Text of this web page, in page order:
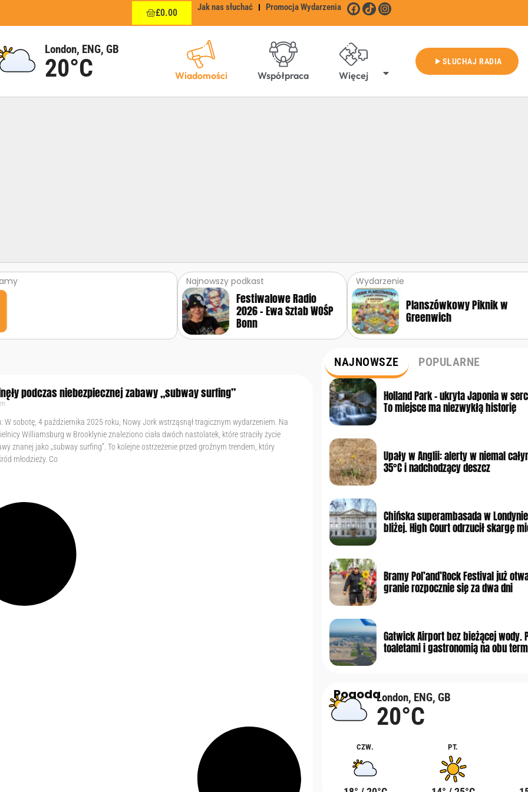
£0.00 Jak nas słuchać Promocja Wydarzenia
London, ENG, GB
20°C Wiadomości Współpraca Więcej
play_arrowSŁUCHAJ RADIA
Najnowszy podkast
Festiwalowe Radio
2026 – Ewa Sztab WOŚP
Bonn
Wydarzenie
Planszówkowy Piknik w
Greenwich
podczas niebezpiecznej zabawy „subway surfing”
W sobotę, 4 października 2025 roku, Nowy Jork wstrząsnął tragicznym wydarzeniem. Na
Williamsburg w Brooklynie znaleziono ciała dwóch nastolatek, które straciły życie
znanej jako „subway surfing”. To kolejne ostrzeżenie przed groźnym trendem, który
młodzieży. Co
NAJNOWSZE POPULARNE
Holland Park – ukryta Japonia w
To miejsce ma niezwykłą historię
Upały w Anglii: alerty w niemal
35°C i nadchodzący deszcz
Chińska superambasada w
bliżej. High Court odrzucił skargę
Bramy Pol’and’Rock Festival już
granie rozpocznie się za dwa dni
Gatwick Airport bez bieżącej wody.
toaletami i gastronomią na obu
PogodaLondon, ENG, GB
20°C
CZW. PT.